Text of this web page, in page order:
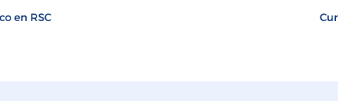
en RSC